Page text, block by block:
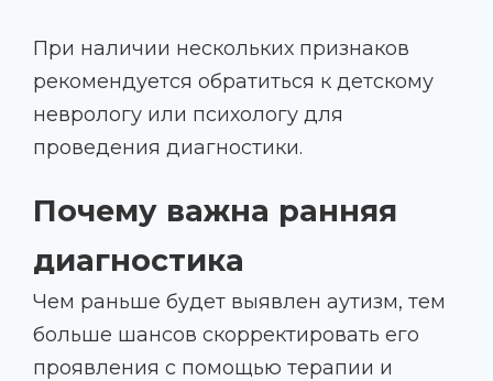
При наличии нескольких признаков
рекомендуется обратиться к детскому
неврологу или психологу для
проведения диагностики.
Почему важна ранняя
диагностика
Чем раньше будет выявлен аутизм, тем
больше шансов скорректировать его
проявления с помощью терапии и